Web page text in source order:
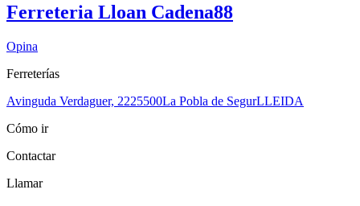
Ferreteria Lloan Cadena88
Opina
Ferreterías
Avinguda Verdaguer, 2225500La Pobla de SegurLLEIDA
Cómo ir
Contactar
Llamar